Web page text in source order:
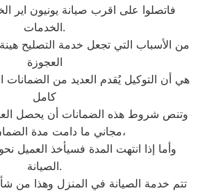
فاتصلوا على اقرب صيانة يونيون اير
الخدمات.
من الأسباب التي تجعل خدمة التصليح هينة
العجوزة
هي أن التوكيل يُقدم العديد من الضمانات
كامل
وتنص شروط هذه الضمانات أن يحصل
مجاني ما دامت مدة الضمان سارية،
الصيانة.
تتم خدمة الصيانة في المنزل وهذا من